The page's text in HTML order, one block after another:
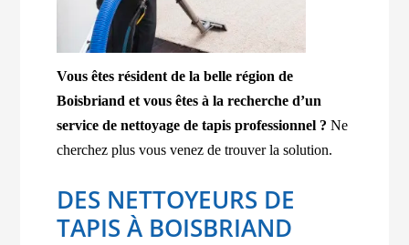
Vous êtes résident de la belle région de
Boisbriand et vous êtes à la recherche d’un
service de nettoyage de tapis professionnel ?Ne
cherchez plus vous venez de trouver la solution.
DES NETTOYEURS DE
TAPIS À BOISBRIAND